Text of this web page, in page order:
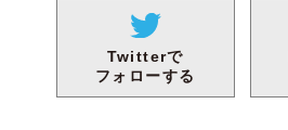
Twitterで
フォローする